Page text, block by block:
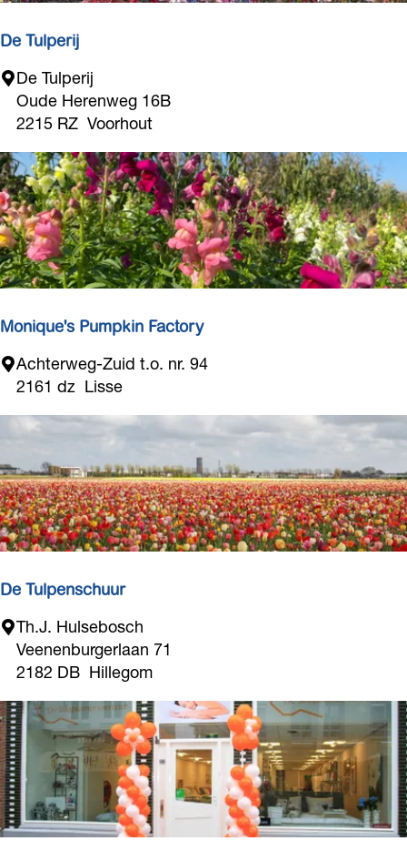
:De Tulperij
D
l
p
e
r
i
j
De Tulperij
Oude Herenweg 16B
2215 RZ Voorhout
Monique's Pumpkin Factory
M
u
e
'
s
u
p
n
F
a
c
t
o
r
Achterweg-Zuid t.o. nr. 94
2161 dz Lisse
De Tulpenschuur
D
l
p
e
n
s
c
Th.J. Hulsebosch
Veenenburgerlaan 71
2182 DB Hillegom